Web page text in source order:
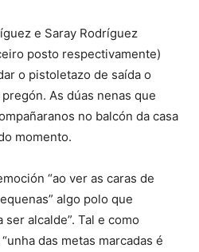
e Saray Rodríguez
posto respectivamente)
o pistoletazo de saída o
As dúas nenas que
no balcón da casa
momento.
“ao ver as caras de
algo polo que
alcalde”. Tal e como
das metas marcadas é